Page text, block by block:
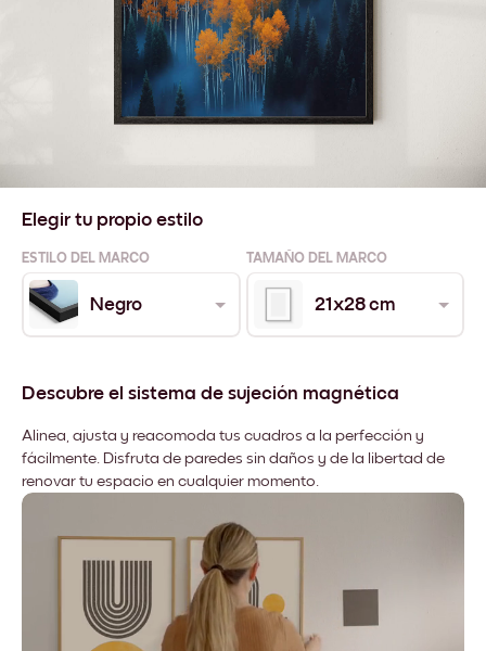
Elegir tu propio estilo
ESTILO DEL MARCO TAMAÑO DEL MARCO
Negro 21x28 cm
Descubre el sistema de sujeción magnética
Alinea, ajusta y reacomoda tus cuadros a la perfección y
fácilmente. Disfruta de paredes sin daños y de la libertad de
renovar tu espacio en cualquier momento.